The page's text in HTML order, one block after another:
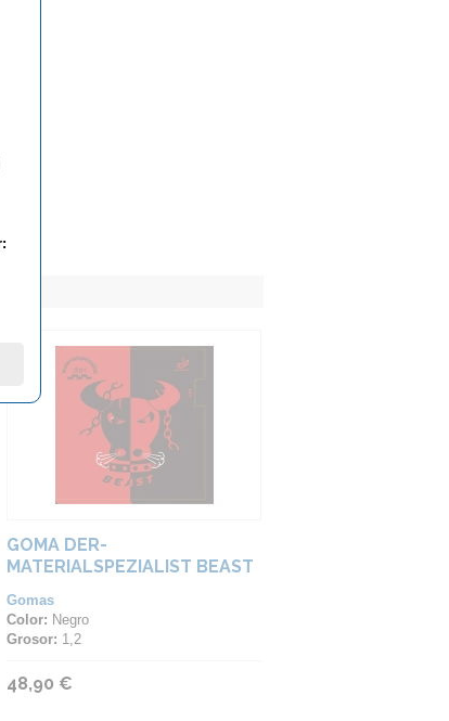
GOMA DER-
MATERIALSPEZIALIST BEAST
Gomas
Color: Negro
Grosor: 1,2
48,90 €